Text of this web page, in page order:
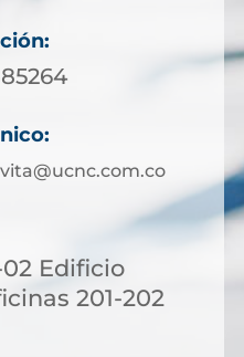
02 Edificio
201-202